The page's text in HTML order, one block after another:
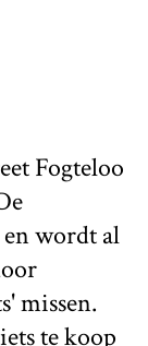
Fogteloo
wordt al
missen.
te koop